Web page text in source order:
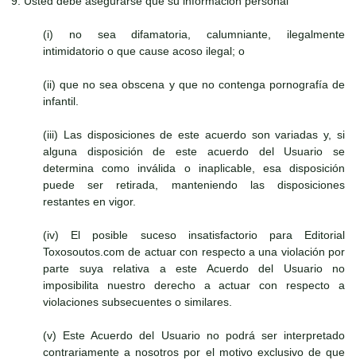
(i) no sea difamatoria, calumniante, ilegalmente
intimidatorio o que cause acoso ilegal; o
(ii) que no sea obscena y que no contenga pornografía de
infantil.
(iii) Las disposiciones de este acuerdo son variadas y, si
alguna disposición de este acuerdo del Usuario se
determina como inválida o inaplicable, esa disposición
puede ser retirada, manteniendo las disposiciones
restantes en vigor.
(iv) El posible suceso insatisfactorio para Editorial
Toxosoutos.com de actuar con respecto a una violación por
parte suya relativa a este Acuerdo del Usuario no
imposibilita nuestro derecho a actuar con respecto a
violaciones subsecuentes o similares.
(v) Este Acuerdo del Usuario no podrá ser interpretado
contrariamente a nosotros por el motivo exclusivo de que